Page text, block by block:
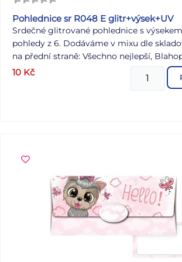
Pohlednice sr R048 E glitr+výsek+UV
Srdečné glitrované pohlednice s
pohledy z 6. Dodáváme v mixu dle
na přední straně: Všechno nejlepší,
Text na zadní straně: Pohlednice 1:
mnoho krásných dní přeje Pohlednice 2:
cena je za 1 ks.
10 Kč